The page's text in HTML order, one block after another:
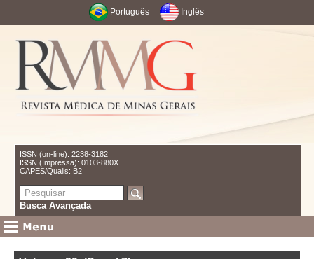
Português Inglês
ISSN (on-line): 2238-3182
ISSN (Impressa): 0103-880X
CAPES/Qualis: B2
Busca Avançada